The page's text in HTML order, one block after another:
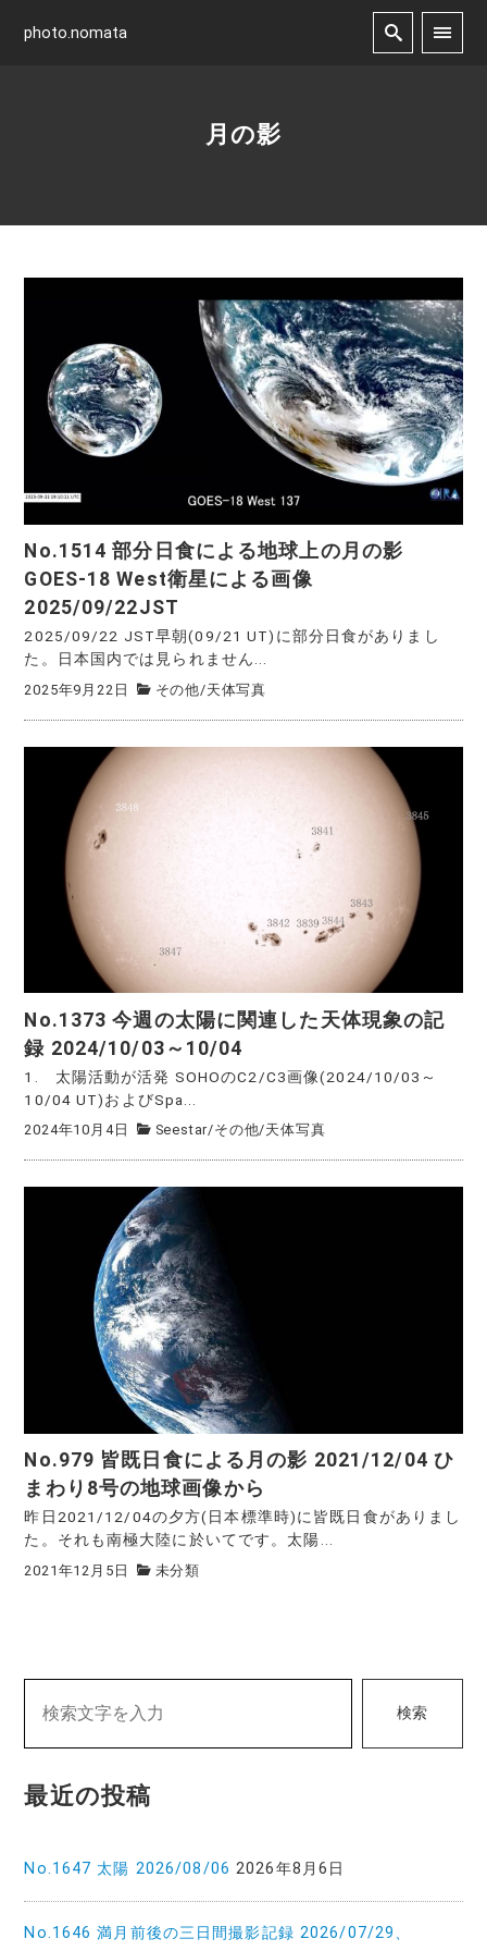
photo.nomata
月の影
No.1514 部分日食による地球上の月の影
GOES-18 West衛星による画像
2025/09/22JST
2025/09/22 JST早朝(09/21 UT)に部分日食がありまし
た。日本国内では見られません...
2025年9月22日 その他/天体写真
No.1373 今週の太陽に関連した天体現象の記
録 2024/10/03～10/04
1. 太陽活動が活発 SOHOのC2/C3画像(2024/10/03～
10/04 UT)およびSpa...
2024年10月4日 Seestar/その他/天体写真
No.979 皆既日食による月の影 2021/12/04 ひ
まわり8号の地球画像から
昨日2021/12/04の夕方(日本標準時)に皆既日食がありまし
た。それも南極大陸に於いてです。太陽...
2021年12月5日 未分類
検索
最近の投稿
No.1647 太陽 2026/08/06 2026年8月6日
No.1646 満月前後の三日間撮影記録 2026/07/29、